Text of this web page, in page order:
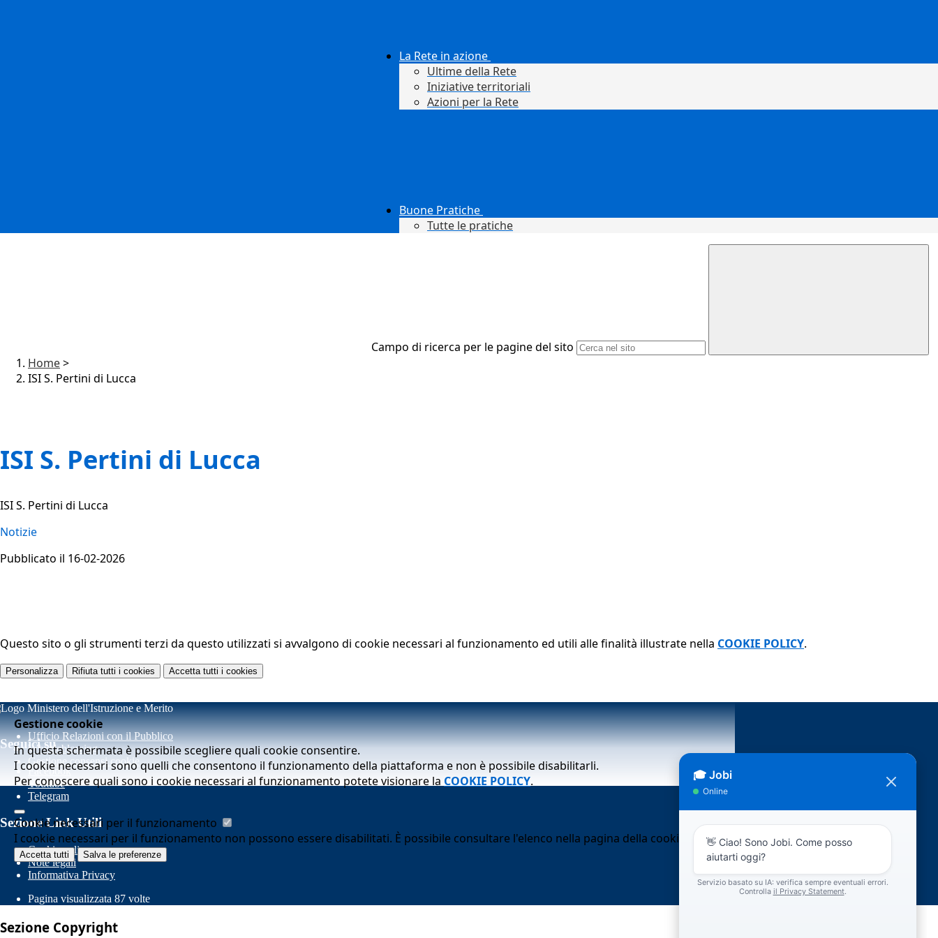
La Rete in azione
Ultime della Rete
Iniziative territoriali
Azioni per la Rete
Buone Pratiche
Tutte le pratiche
Campo di ricerca per le pagine del sito
Home>
ISI S. Pertini di Lucca
ISI S. Pertini di Lucca
ISI S. Pertini di Lucca
Notizie
Pubblicato il 16-02-2026
Questo sito o gli strumenti terzi da questo utilizzati si avvalgono di cookie necessari al funzionamento ed utili alle finalità illustrate nella COOKIE POLICY.
Personalizza Rifiuta tutti i cookies Accetta tutti i cookies
Gestione cookie
In questa schermata è possibile scegliere quali cookie consentire.
I cookie necessari sono quelli che consentono il funzionamento della piattaforma e non è possibile disabilitarli.
Per conoscere quali sono i cookie necessari al funzionamento potete visionare la COOKIE POLICY.
Cookie necessari per il funzionamento
I cookie necessari per il funzionamento non possono essere disabilitati. È possibile consultare l'elenco nella pagina della cookie policy.
Accetta tutti Salva le preferenze
Ufficio Relazioni con il Pubblico
Whistleblowing
Gestione consensi cookie
Seguici su
Facebook
Youtube
Telegram
Sezione Link Utili
Cookie policy
Note legali
Informativa Privacy
Pagina visualizzata 87 volte
Sezione Copyright